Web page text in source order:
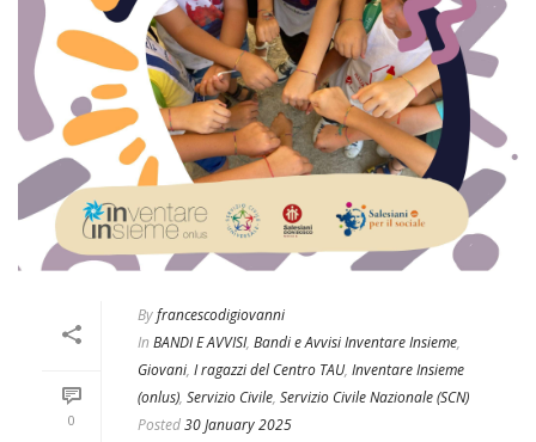
0
Byfrancescodigiovanni
In BANDI E AVVISI, Bandi e Avvisi Inventare Insieme,
Giovani, I ragazzi del Centro TAU, Inventare Insieme
(onlus), Servizio Civile, Servizio Civile Nazionale (SCN)
Posted30 January 2025